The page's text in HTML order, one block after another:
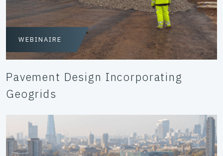
WEBINAIRE
Pavement Design Incorporating
Geogrids